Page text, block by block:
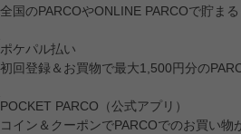
全国のPARCOやONLINE PARCOで貯ま
ポケパル払い
初回登録＆お買物で最大1,500円分の
POCKET PARCO（公式アプリ）
コイン＆クーポンでPARCOでのお買い物